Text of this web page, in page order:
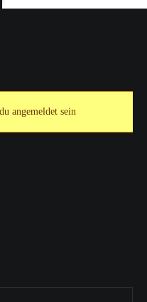
angemeldet sein